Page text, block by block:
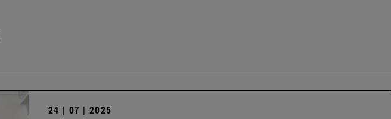
24 | 07 | 2025